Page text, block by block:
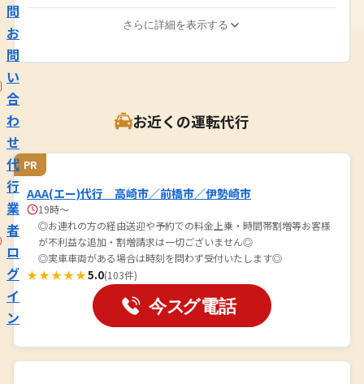
問
お
問
い
合
わ
せ
代
行
業
者
ロ
グ
イ
ン
さらに詳細を表示する
お近くの運転代行
PR
AAA(エー)代行 高崎市／前橋市／伊勢崎市
19時～
◎お連れの方の経由送迎や予約での料金上乗・時間帯割増等お客様
が不利益な追加・割増請求は一切ございません◎
◎実車車両がある場合は時刻を問わず受付いたします◎
★★★★★5.0(103件)